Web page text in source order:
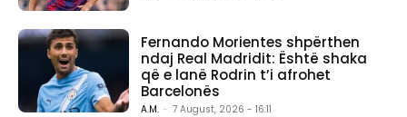
Fernando Morientes shpërthen
ndaj Real Madridit: Është shaka
që e lanë Rodrin t’i afrohet
Barcelonës
A.M. - 7 August, 2026 - 16:11